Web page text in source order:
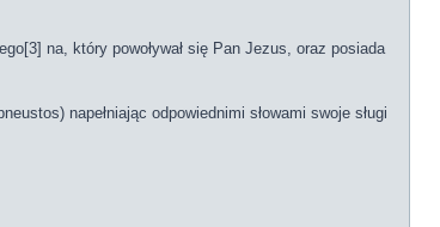
na, który powoływał się Pan Jezus, oraz posiada
napełniając odpowiednimi słowami swoje sługi